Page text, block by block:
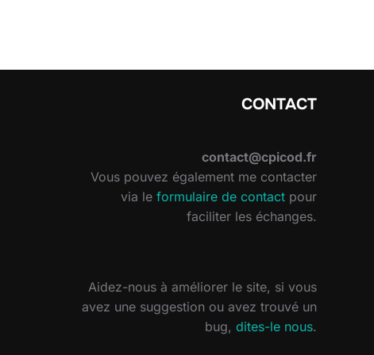
CONTACT
contact@cpicod.fr
Vous pouvez également me contacter
via le formulaire de contact pour
faciliter les échanges.
Aidez-nous à améliorer le site, si vous
avez une suggestion ou avez trouvé un
bug, dites-le nous.